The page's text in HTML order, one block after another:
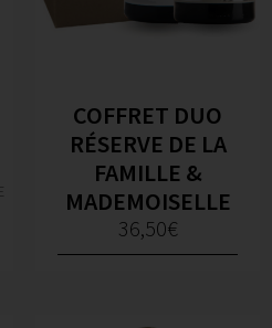
COFFRET DUO
RÉSERVE DE LA
FAMILLE &
MADEMOISELLE
36,50€